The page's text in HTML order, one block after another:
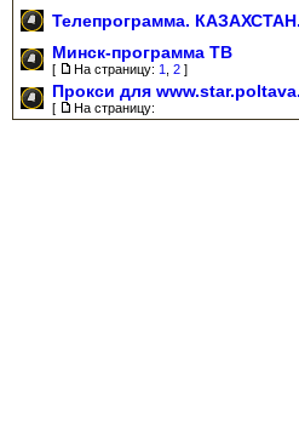
Телепрограмма.
Минск-программа ТВ
[ На страницу: 1 2 ]
Прокси для
[ На страницу: